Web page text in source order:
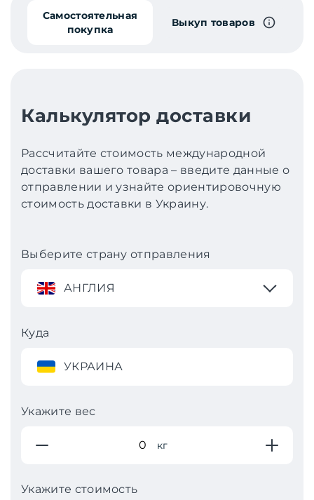
Самостоятельная
покупка
Выкуп товаров
Калькулятор доставки
Рассчитайте стоимость международной
доставки вашего товара – введите данные о
отправлении и узнайте ориентировочную
стоимость доставки в Украину.
Выберите страну отправления
АНГЛИЯ
Куда
УКРАИНА
Укажите вес
кг
Укажите стоимость